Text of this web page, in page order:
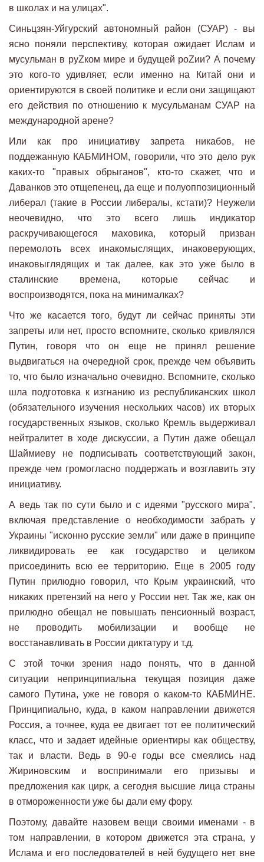
в школах и на улицах".
Синьцзян-Уйгурский автономный район (СУАР) - вы
ясно поняли перспективу, которая ожидает Ислам и
мусульман в руZком мире и будущей роZии? А почему
это кого-то удивляет, если именно на Китай они и
ориентируются в своей политике и если они защищают
его действия по отношению к мусульманам СУАР на
международной арене?
Или как про инициативу запрета никабов, не
поддежанную КАБМИНОМ, говорили, что это дело рук
каких-то "правых обрыганов", кто-то скажет, что и
Даванков это отщепенец, да еще и полуоппозиционный
либерал (такие в России либералы, кстати)? Неужели
неочевидно, что это всего лишь индикатор
раскручивающегося маховика, который призван
перемолоть всех инакомыслящих, инаковерующих,
инаковыглядящих и так далее, как это уже было в
сталинские времена, которые сейчас и
воспроизводятся, пока на минималках?
Что же касается того, будут ли сейчас приняты эти
запреты или нет, просто вспомните, сколько кривлялся
Путин, говоря что он еще не принял решение
выдвигаться на очередной срок, прежде чем объявить
то, что было изначально очевидно. Вспомните, сколько
шла подготовка к изгнанию из республиканских школ
(обязательного изучения нескольких часов) их вторых
государственных языков, сколько Кремль выдерживал
нейтралитет в ходе дискуссии, а Путин даже обещал
Шаймиеву не подписывать соответствующий закон,
прежде чем громогласно поддержать и возглавить эту
инициативу.
А ведь так по сути было и с идеями "русского мира",
включая представление о необходимости забрать у
Украины "исконно русские земли" или даже в принципе
ликвидировать ее как государство и целиком
присоединить всю ее территорию. Еще в 2005 году
Путин прилюдно говорил, что Крым украинский, что
никаких претензий на него у России нет. Так же, как он
прилюдно обещал не повышать пенсионный возраст,
не проводить мобилизации и вообще не
восстанавливать в России диктатуру и т.д.
С этой точки зрения надо понять, что в данной
ситуации непринципиальна текущая позиция даже
самого Путина, уже не говоря о каком-то КАБМИНЕ.
Принципиально, куда, в каком направлении движется
Россия, а точнее, куда ее двигает тот ее политический
класс, что и задает идейные ориентиры как обществу,
так и власти. Ведь в 90-е годы все смеялись над
Жириновским и воспринимали его призывы и
предложения как цирк, а сегодня высшие лица страны
в отмороженности уже бы дали ему фору.
Поэтому, давайте назовем вещи своими именами - в
том направлении, в котором движется эта страна, у
Ислама и его последователей в ней будущего нет вне